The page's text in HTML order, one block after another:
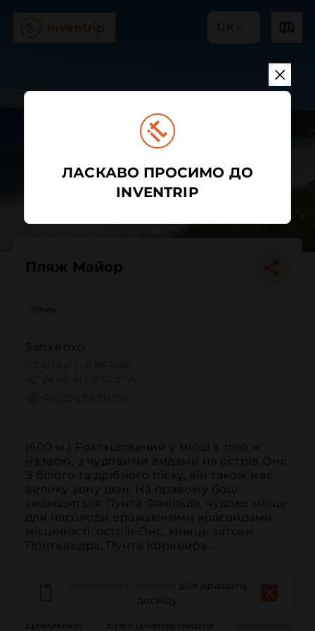
UK
Пляж Майор
Пляж
Sanxenxo
(600 м.) Розташований у місці з тією ж
назвою, з чудовими видами на острів Онс.
З білого та дрібного піску, він також має
велику зону дюн. На правому боці
знаходиться Пунта Фахільда, чудове місце
для насолоди вражаючими краєвидами
місцевості: острів Онс, кінець затоки
Понтеведра, Пунта Корвейра...
Дзвонити Електронна пошта
для кращого
досвіду
ЛАСКАВО ПРОСИМО ДО
INVENTRIP